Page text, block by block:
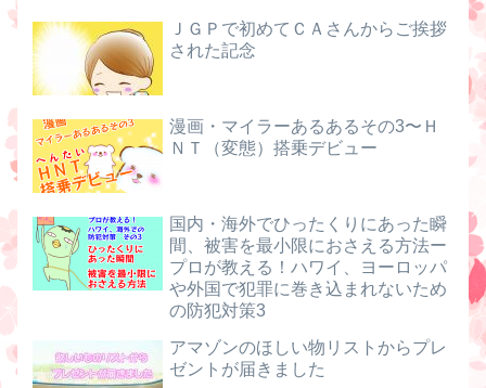
ＪＧＰで初めてＣＡさんからご挨拶
された記念
漫画・マイラーあるあるその3〜Ｈ
ＮＴ（変態）搭乗デビュー
国内・海外でひったくりにあった瞬
間、被害を最小限におさえる方法ー
プロが教える！ハワイ、ヨーロッパ
や外国で犯罪に巻き込まれないため
の防犯対策3
アマゾンのほしい物リストからプレ
ゼントが届きました